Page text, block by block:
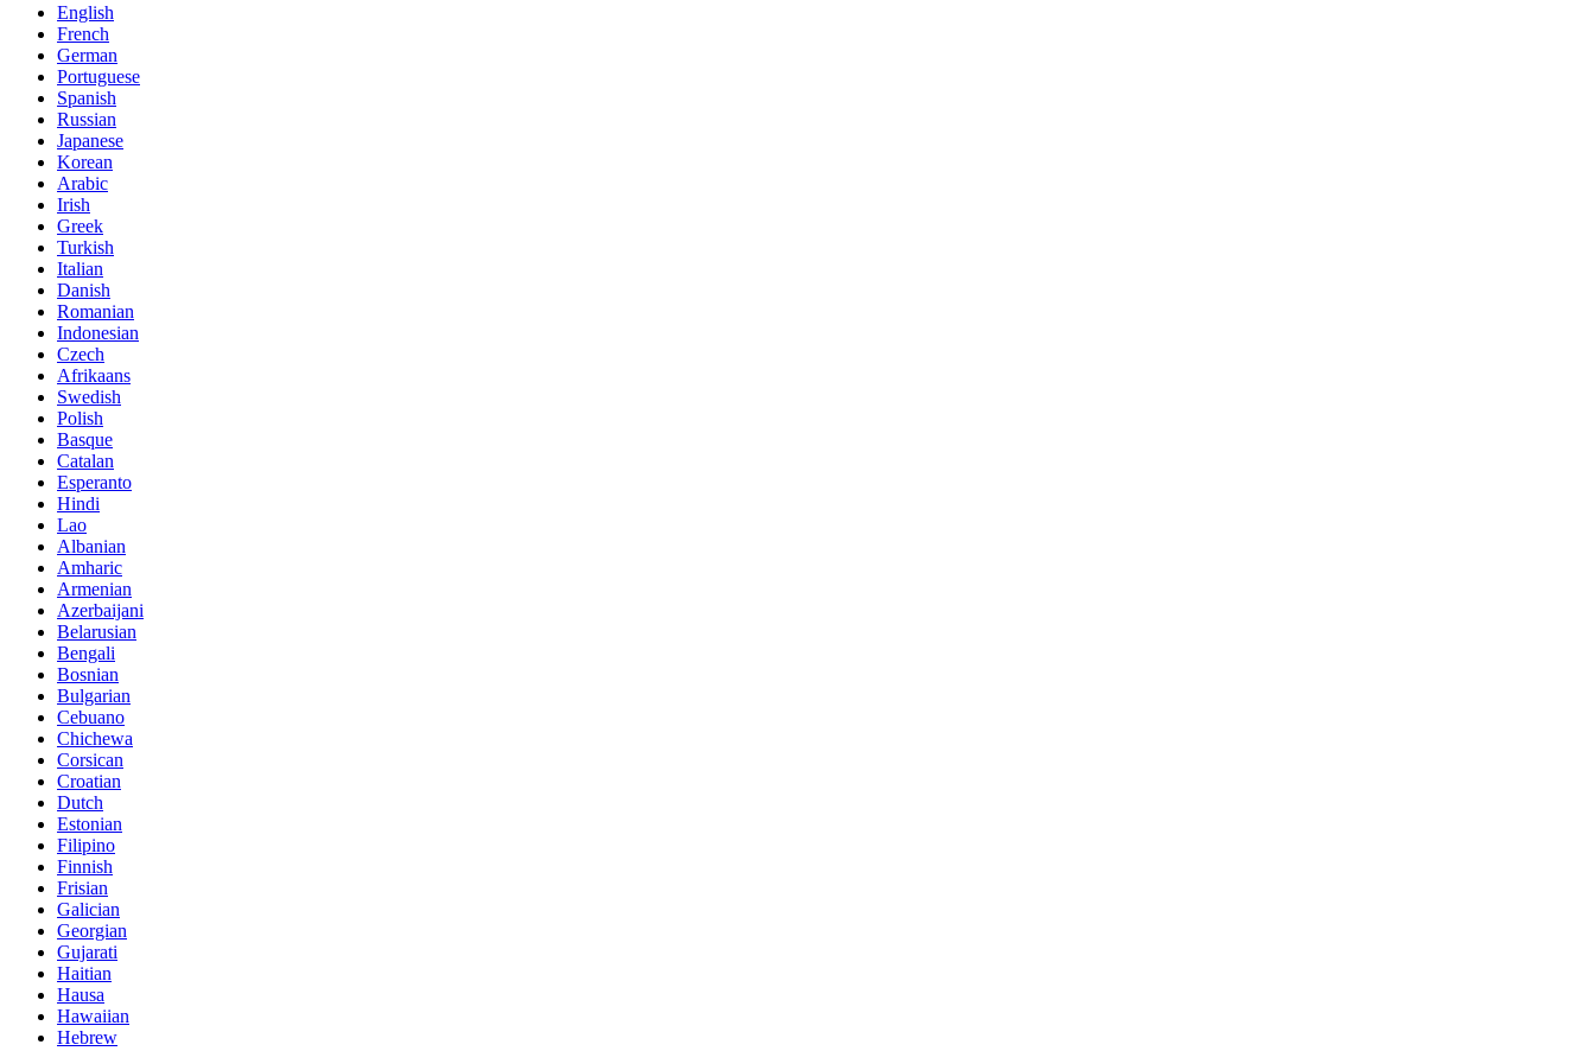
English
French
German
Portuguese
Spanish
Russian
Japanese
Korean
Arabic
Irish
Greek
Turkish
Italian
Danish
Romanian
Indonesian
Czech
Afrikaans
Swedish
Polish
Basque
Catalan
Esperanto
Hindi
Lao
Albanian
Amharic
Armenian
Azerbaijani
Belarusian
Bengali
Bosnian
Bulgarian
Cebuano
Chichewa
Corsican
Croatian
Dutch
Estonian
Filipino
Finnish
Frisian
Galician
Georgian
Gujarati
Haitian
Hausa
Hawaiian
Hebrew